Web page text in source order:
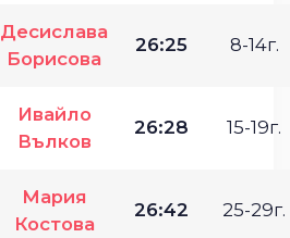
Десислава
Борисова
26:25 8-14г.
Ивайло
Вълков
26:28 15-19г.
Мария
Костова
26:42 25-29г.